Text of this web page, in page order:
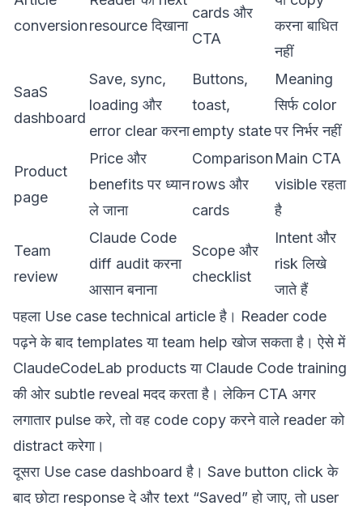
conversionresource दिखाना
cards और
CTA
करना बाधित
नहीं
SaaS
dashboard
Save, sync,
loading और
error clear करना
Buttons,
toast,
empty state
Meaning
सिर्फ color
पर निर्भर नहीं
Product
page
Price और
benefits पर ध्यान
ले जाना
Comparison
rows और
cards
Main CTA
visible रहता
है
Team
review
Claude Code
diff audit करना
आसान बनाना
Scope और
checklist
Intent और
risk लिखे
जाते हैं
पहला Use case technical article है। Reader code
पढ़ने के बाद templates या team help खोज सकता है। ऐसे में
ClaudeCodeLab productsया Claude Code training
की ओर subtle reveal मदद करता है। लेकिन CTA अगर
लगातार pulse करे, तो वह code copy करने वाले reader को
distract करेगा।
दूसरा Use case dashboard है। Save button click के
बाद छोटा response दे और text “Saved” हो जाए, तो user